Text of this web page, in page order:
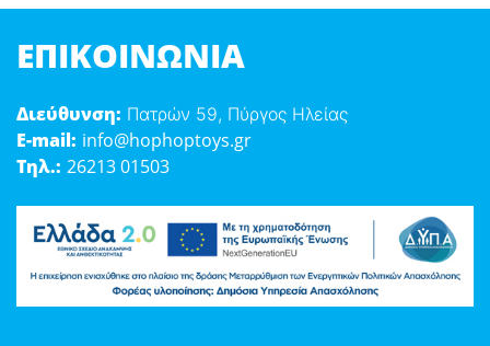
ΕΠΙΚΟΙΝΩΝΊΑ
Διεύθυνση: Πατρών 59, Πύργος Ηλείας
E-mail: info@hophoptoys.gr
Τηλ.: 26213 01503